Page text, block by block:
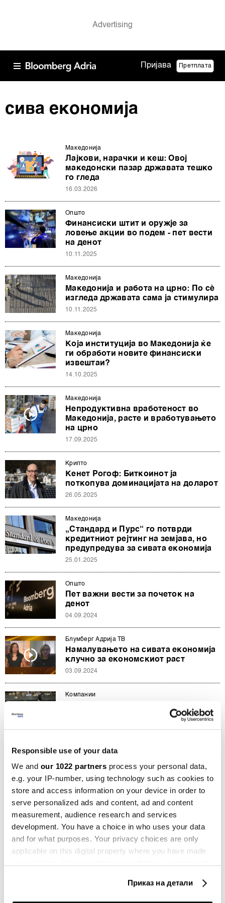
Responsible use of your data
We and our 1022 partners process your personal data,
e.g. your IP-number, using technology such as cookies to
store and access information on your device in order to
serve personalized ads and content, ad and content
measurement, audience research and services
development. You have a choice in who uses your data
and for what purposes. Your privacy choices are only
applicable on this digital property where you have made
Приказ на детали
Пријава Претплата
сива економија
Македонија
Лајкови, нарачки и кеш: Овој
македонски пазар државата тешко
го гледа
16.03.2026
Општо
Финансиски штит и оружје за
ловење акции во подем - пет вести
на денот
10.11.2025
Македонија
Македонија и работа на црно: По сè
изгледа државата сама ја стимулира
10.11.2025
Македонија
Која институција во Македонија ќе
ги обработи новите финансиски
извештаи?
14.10.2025
Македонија
Непродуктивна вработеност во
Македонија, расте и вработувањето
на црно
17.09.2025
Крипто
Кенет Рогоф: Биткоинот ја
поткопува доминацијата на доларот
26.05.2025
Македонија
„Стандард и Пурс“ го потврди
кредитниот рејтинг на земјава, но
предупредува за сивата економија
25.01.2025
Општо
Пет важни вести за почеток на
денот
04.09.2024
Блумберг Адрија ТВ
Намалувањето на сивата економија
клучно за економскиот раст
03.09.2024
Компании
царина ја минуваат косовско-
Справувањето со сивата економија
ќе донесе повеќе пари во буџетот
07.05.2024
Политика
Политичките партии не ги кажуваат
економските адути, бизнисот не
сака изненадувања
19.03.2024
на поткуп, критикува дел од